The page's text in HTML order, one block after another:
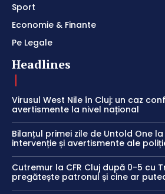
Sport
Economie & Finante
Pe Legale
Headlines
Virusul West Nile în Cluj: un caz
avertismente la nivel național
Bilanțul primei zile de Untold One
intervenție și avertismente ale
Cutremur la CFR Cluj după 0-5 cu
pregătește patronul și cine ar